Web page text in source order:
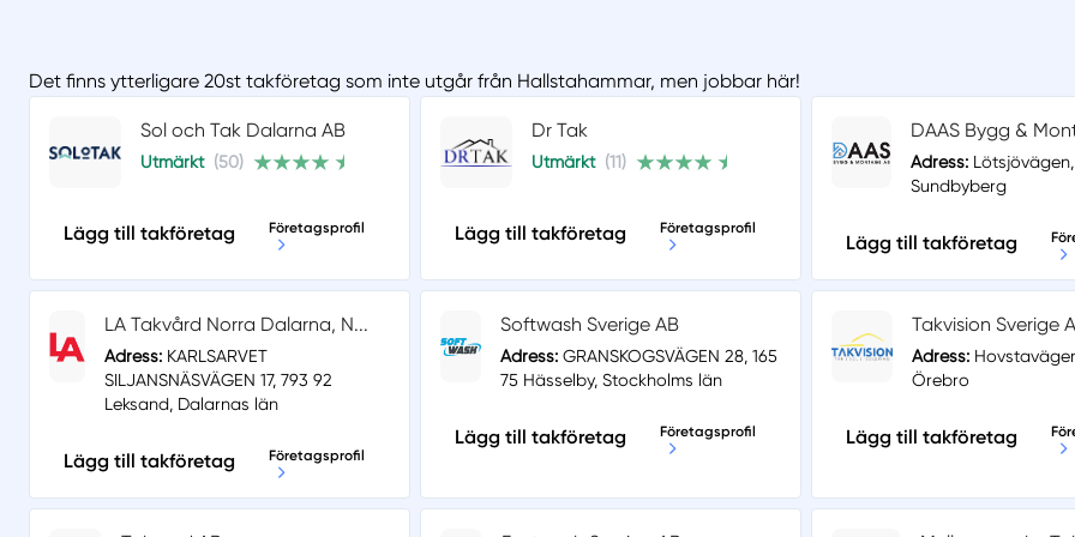
Det finns ytterligare 20st takföretag som inte utgår från Hallstahammar, men jobbar här!
Sol och Tak Dalarna AB
Utmärkt (50)
Lägg till takföretag Företagsprofil
Dr Tak
Utmärkt (11)
Lägg till takföretag Företagsprofil
DAAS Bygg &
Adress:Lötsjövägen,
Sundbyberg
Lägg till takföretag
LA Takvård Norra Dalarna, N...
Adress:KARLSARVET
SILJANSNÄSVÄGEN 17, 793 92
Leksand, Dalarnas län
Lägg till takföretag Företagsprofil
Softwash Sverige AB
Adress:GRANSKOGSVÄGEN 28, 165
75 Hässelby, Stockholms län
Lägg till takföretag Företagsprofil
Takvision Sverige
Adress:
Örebro
Lägg till takföretag